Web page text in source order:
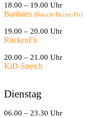
18.00 – 19.00 Uhr
Barilates (Bauch-Beine-Po)
19.00 – 20.00 Uhr
RückenFit
20.00 – 21.00 Uhr
KiD-Stretch
Dienstag
06.00 – 23.30 Uhr